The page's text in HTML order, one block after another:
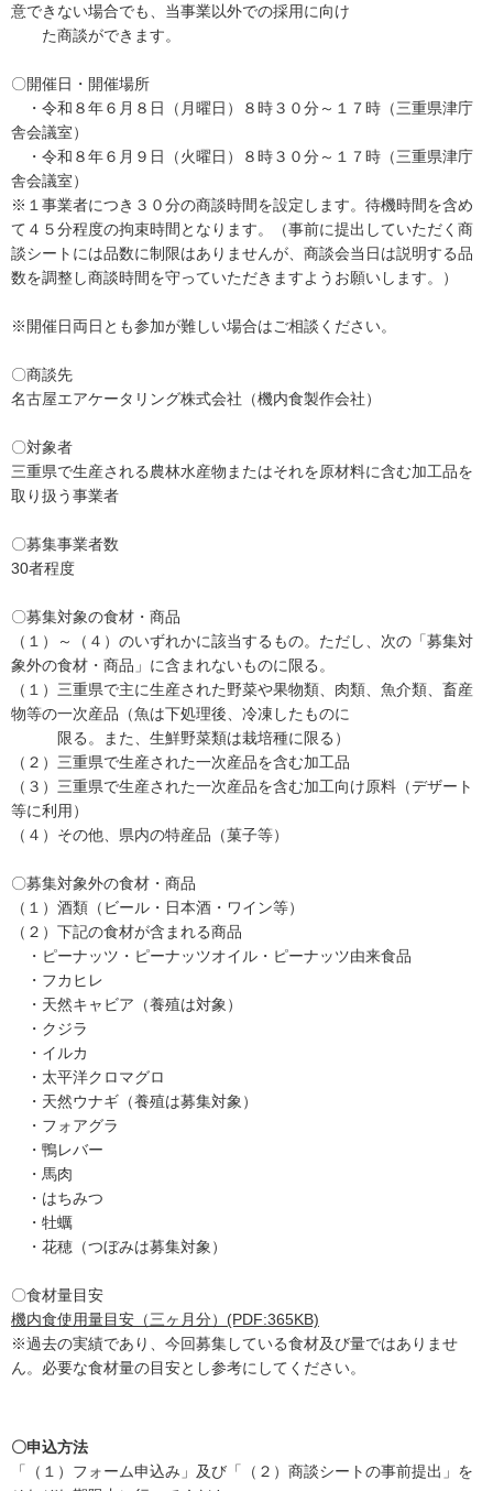
意できない場合でも、当事業以外での採用に向け
た商談ができます。
〇開催日・開催場所
・令和８年６月８日（月曜日）８時３０分～１７時（三重県津庁
舎会議室）
・令和８年６月９日（火曜日）８時３０分～１７時（三重県津庁
舎会議室）
※１事業者につき３０分の商談時間を設定します。待機時間を含め
て４５分程度の拘束時間となります。（事前に提出していただく商
談シートには品数に制限はありませんが、商談会当日は説明する品
数を調整し商談時間を守っていただきますようお願いします。）
※開催日両日とも参加が難しい場合はご相談ください。
〇商談先
名古屋エアケータリング株式会社（機内食製作会社）
〇対象者
三重県で生産される農林水産物またはそれを原材料に含む加工品を
取り扱う事業者
〇募集事業者数
30者程度
〇募集対象の食材・商品
（１）～（４）のいずれかに該当するもの。ただし、次の「募集対
象外の食材・商品」に含まれないものに限る。
（１）三重県で主に生産された野菜や果物類、肉類、魚介類、畜産
物等の一次産品（魚は下処理後、冷凍したものに
限る。また、生鮮野菜類は栽培種に限る）
（２）三重県で生産された一次産品を含む加工品
（３）三重県で生産された一次産品を含む加工向け原料（デザート
等に利用）
（４）その他、県内の特産品（菓子等）
〇募集対象外の食材・商品
（１）酒類（ビール・日本酒・ワイン等）
（２）下記の食材が含まれる商品
・ピーナッツ・ピーナッツオイル・ピーナッツ由来食品
・フカヒレ
・天然キャビア（養殖は対象）
・クジラ
・イルカ
・太平洋クロマグロ
・天然ウナギ（養殖は募集対象）
・フォアグラ
・鴨レバー
・馬肉
・はちみつ
・牡蠣
・花穂（つぼみは募集対象）
〇食材量目安
機内食使用量目安（三ヶ月分） (PDF:365KB)
※過去の実績であり、今回募集している食材及び量ではありませ
ん。必要な食材量の目安とし参考にしてください。
〇申込方法
「（１）フォーム申込み」及び「（２）商談シートの事前提出」を